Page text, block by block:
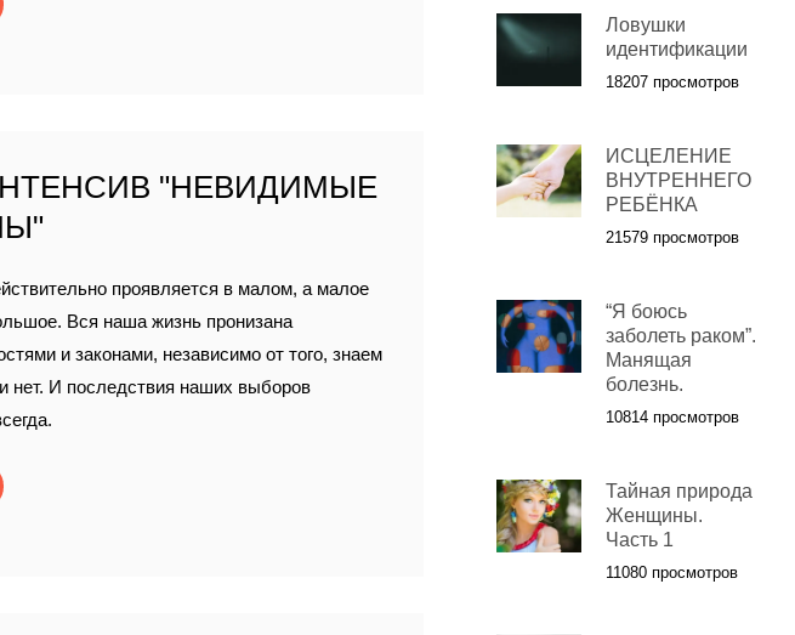
"НЕВИДИМЫЕ
проявляется в малом, а малое
Вся наша жизнь пронизана
и законами, независимо от того, знаем
нет. И последствия наших выборов
Ловушки
идентификации
18207 просмотров
ИСЦЕЛЕНИЕ
ВНУТРЕННЕГО
РЕБЁНКА
21579 просмотров
“Я боюсь
заболеть раком”.
Манящая
болезнь.
10814 просмотров
Тайная природа
Женщины.
Часть 1
11080 просмотров